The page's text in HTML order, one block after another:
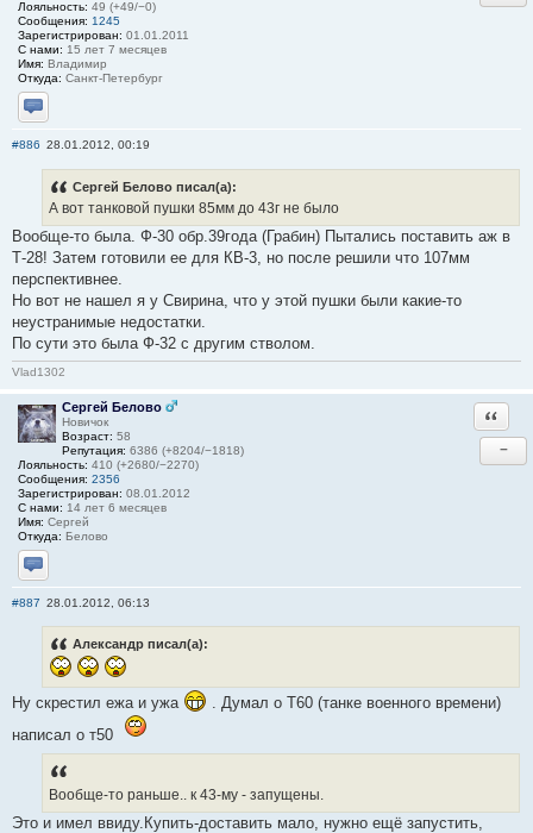
Лояльность: 49 (+49/−0)
Сообщения: 1245
Зарегистрирован: 01.01.2011
С нами: 15 лет 7 месяцев
Имя: Владимир
Откуда: Санкт-Петербург
Отправить личное сообщение
#886 28.01.2012, 00:19
Сергей Белово писал(а):
А вот танковой пушки 85мм до 43г не было
Вообще-то была. Ф-30 обр.39года (Грабин) Пытались поставить аж в
Т-28! Затем готовили ее для КВ-3, но после решили что 107мм
перспективнее.
Но вот не нашел я у Свирина, что у этой пушки были какие-то
неустранимые недостатки.
По сути это была Ф-32 с другим стволом.
Vlad1302
Сергей Белово
Новичок
Возраст: 58
Репутация: 6386 (+8204/−1818)
Лояльность: 410 (+2680/−2270)
Сообщения: 2356
Зарегистрирован: 08.01.2012
С нами: 14 лет 6 месяцев
Имя: Сергей
Откуда: Белово
Отправить личное сообщение
−
#887 28.01.2012, 06:13
Александр писал(а):
Ну скрестил ежа и ужа
. Думал о Т60 (танке военного времени)
написал о т50
Вообще-то раньше.. к 43-му - запущены.
Это и имел ввиду.Купить-доставить мало, нужно ещё запустить,